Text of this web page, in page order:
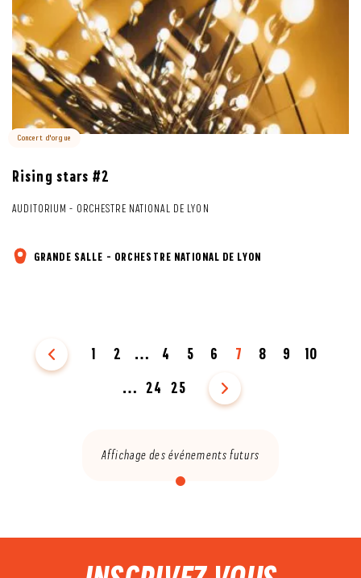
Concert d'orgue
Rising stars #2
AUDITORIUM - ORCHESTRE NATIONAL DE LYON
GRANDE SALLE - ORCHESTRE NATIONAL DE LYON
Affichage des événements futurs
Précédent 1 2 … 4 5 6 7 8 9 10
… 24 25 Suivant